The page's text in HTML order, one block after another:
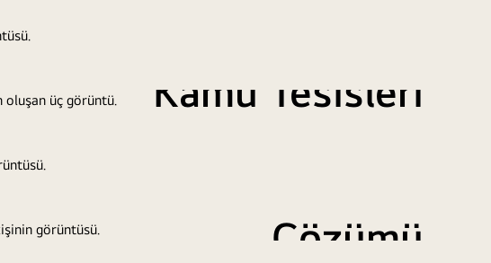
Kamu Tesisleri
Akıllı Merkezi Kontrol
Çözümü